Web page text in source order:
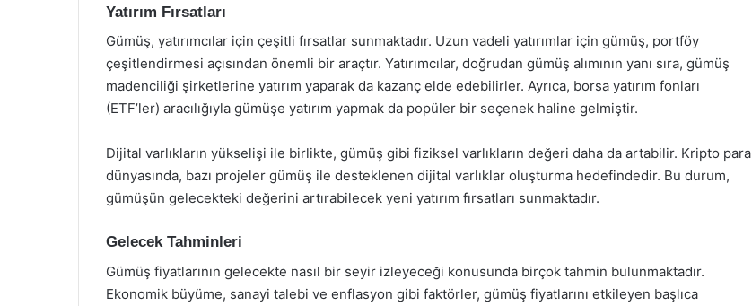
Yatırım Fırsatları
Gümüş, yatırımcılar için çeşitli fırsatlar sunmaktadır. Uzun vadeli yatırımlar için gümüş, portföy
çeşitlendirmesi açısından önemli bir araçtır. Yatırımcılar, doğrudan gümüş alımının yanı sıra, gümüş
madenciliği şirketlerine yatırım yaparak da kazanç elde edebilirler. Ayrıca, borsa yatırım fonları
(ETF’ler) aracılığıyla gümüşe yatırım yapmak da popüler bir seçenek haline gelmiştir.
Dijital varlıkların yükselişi ile birlikte, gümüş gibi fiziksel varlıkların değeri daha da artabilir. Kripto para
dünyasında, bazı projeler gümüş ile desteklenen dijital varlıklar oluşturma hedefindedir. Bu durum,
gümüşün gelecekteki değerini artırabilecek yeni yatırım fırsatları sunmaktadır.
Gelecek Tahminleri
Gümüş fiyatlarının gelecekte nasıl bir seyir izleyeceği konusunda birçok tahmin bulunmaktadır.
Ekonomik büyüme, sanayi talebi ve enflasyon gibi faktörler, gümüş fiyatlarını etkileyen başlıca